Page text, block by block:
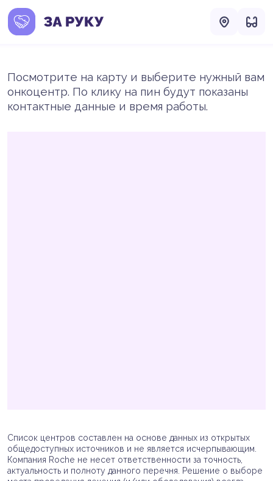
Посмотрите на карту и выберите нужный вам
онкоцентр. По клику на пин будут показаны
контактные данные и время работы.
Список центров составлен на основе данных из открытых
общедоступных источников и не является исчерпывающим.
Компания Roche не несет ответственности за точность,
актуальность и полноту данного перечня. Решение о выборе